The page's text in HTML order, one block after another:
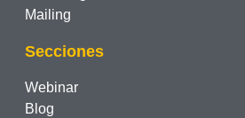
Mailing
Secciones
Webinar
Blog